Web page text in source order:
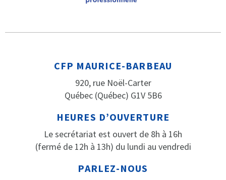
CFP MAURICE-BARBEAU
920, rue Noël-Carter
Québec (Québec) G1V 5B6
HEURES D’OUVERTURE
Le secrétariat est ouvert de 8h à 16h
(fermé de 12h à 13h) du lundi au vendredi
PARLEZ-NOUS